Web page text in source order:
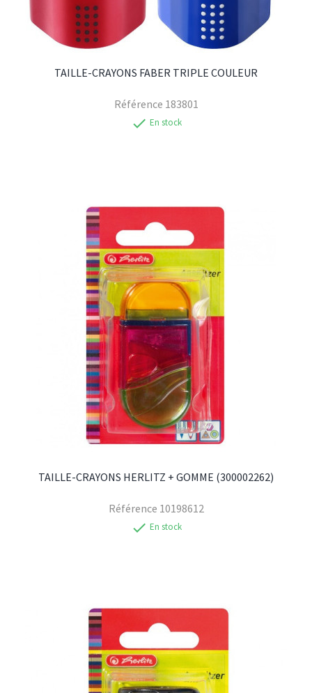
TAILLE-CRAYONS FABER TRIPLE COULEUR
Référence 183801
check En stock
TAILLE-CRAYONS HERLITZ + GOMME (300002262)
Référence 10198612
check En stock